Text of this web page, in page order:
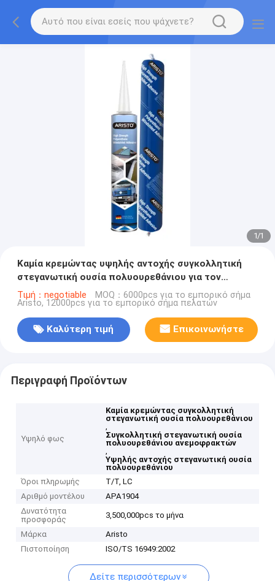
1/1
Καμία κρεμώντας υψηλής αντοχής συγκολλητική
στεγανωτική ουσία πολυουρεθάνιου για τον
ανεμοφράκτη
Τιμή：negotiable MOQ：6000pcs για το εμπορικό σήμα
Aristo, 12000pcs για το εμπορικό σήμα πελατών
Καλύτερη τιμή Επικοινωνήστε
Περιγραφή Προϊόντων
Υψηλό φως
Καμία κρεμώντας συγκολλητική
στεγανωτική ουσία πολυουρεθάνιου
,
Συγκολλητική στεγανωτική ουσία
πολυουρεθάνιου ανεμοφρακτών
,
Υψηλής αντοχής στεγανωτική ουσία
πολυουρεθάνιου
Όροι πληρωμής
T/T, LC
Αριθμό μοντέλου
APA1904
Δυνατότητα
προσφοράς
3,500,000pcs το μήνα
Μάρκα
Aristo
Πιστοποίηση
ISO/TS 16949:2002
Δείτε περισσότερων